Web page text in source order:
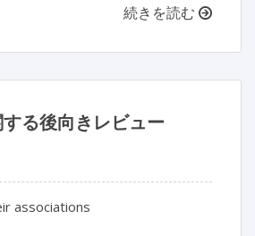
続きを読む
る後向きレビュー
associations